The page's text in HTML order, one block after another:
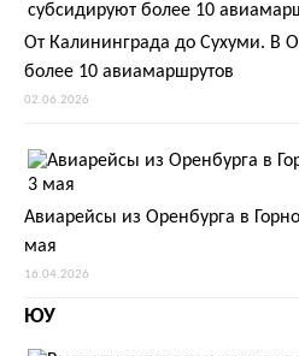
От Калининграда до Сухуми. В
более 10 авиамаршрутов
02.06.2026
Авиарейсы из Оренбурга в
мая
16.04.2026
ЮУ